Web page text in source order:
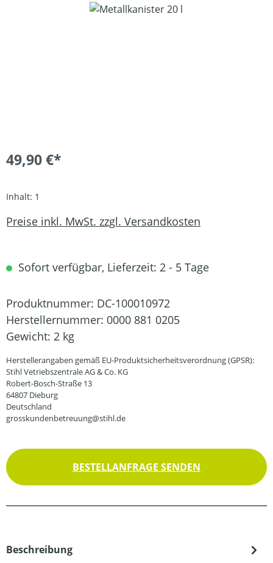
Bildergalerie überspringen
49,90 €*
Inhalt: 1
Preise inkl. MwSt. zzgl. Versandkosten
Sofort verfügbar, Lieferzeit: 2 - 5 Tage
Produktnummer: DC-100010972
Herstellernummer: 0000 881 0205
Gewicht: 2 kg
Herstellerangaben gemäß EU-Produktsicherheitsverordnung (GPSR):
Stihl Vetriebszentrale AG & Co. KG
Robert-Bosch-Straße 13
64807 Dieburg
Deutschland
grosskundenbetreuung@stihl.de
BESTELLANFRAGE SENDEN
Beschreibung